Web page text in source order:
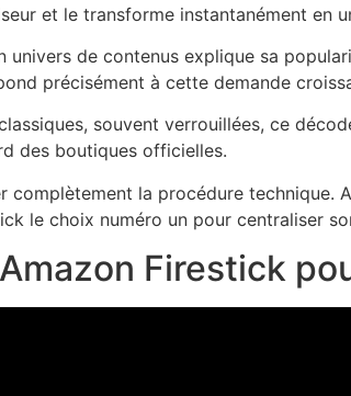
et le transforme instantanément en
univers de contenus explique sa
précisément à cette demande
souvent verrouillées, ce
des boutiques officielles.
complètement la procédure
le choix numéro un pour centraliser
Firestick